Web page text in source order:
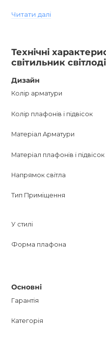
високу якість і
Не пропустіть можливість
елегантним і
мідному кольорі. Покупка
вашого приміщення, але й
Читати далі
Технічні
світильник
Дизайн
Колір арматури
Колір плафонів і підвісок
Матеріал Арматури
Матеріал плафонів і підвісок
Напрямок світла
Тип Приміщення
У стилі
Форма плафона
Основні
Гарантія
Категорія